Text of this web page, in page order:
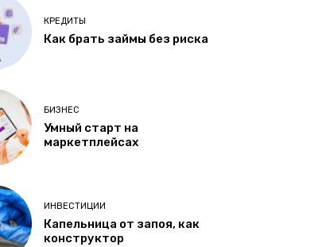
КРЕДИТЫ
Как брать займы без риска
БИЗНЕС
Умный старт на
маркетплейсах
ИНВЕСТИЦИИ
Капельница от запоя, как
конструктор